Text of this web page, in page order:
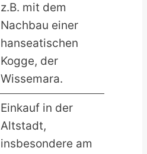
z.B. mit dem
Nachbau einer
hanseatischen
Kogge, der
Wissemara.
Einkauf in der
Altstadt,
insbesondere am